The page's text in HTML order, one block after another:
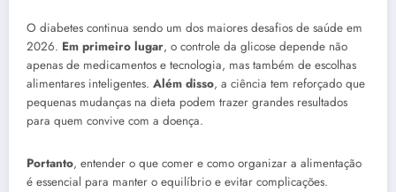
O diabetes continua sendo um dos maiores desafios de saúde em
2026. Em primeiro lugar, o controle da glicose depende não
apenas de medicamentos e tecnologia, mas também de escolhas
alimentares inteligentes. Além disso, a ciência tem reforçado que
pequenas mudanças na dieta podem trazer grandes resultados
para quem convive com a doença.
Portanto, entender o que comer e como organizar a alimentação
é essencial para manter o equilíbrio e evitar complicações.